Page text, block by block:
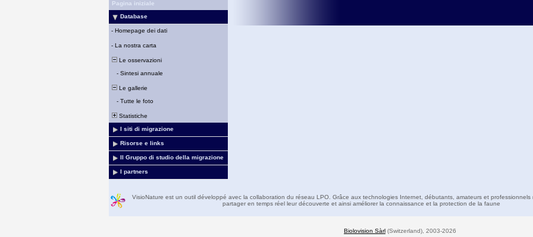
Pagina iniziale
Database
- Homepage dei dati
- La nostra carta
Le osservazioni
- Sintesi annuale
Le gallerie
- Tutte le foto
Statistiche
I siti di migrazione
Risorse e links
Il Gruppo di studio della migrazione
I partners
VisioNature est un outil développé avec la collaboration du réseau LPO. Grâce aux technologies Internet, débutants, amateurs et professionnels
partager en temps réel leur découverte et ainsi améliorer la connaissance et la protection de la faune
Biolovision Sàrl (Switzerland), 2003-2026